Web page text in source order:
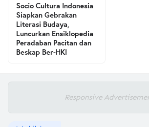
Socio Cultura Indonesia
Siapkan Gebrakan
Literasi Budaya,
Luncurkan Ensiklopedia
Peradaban Pacitan dan
Beskap Ber-HKI
Responsive